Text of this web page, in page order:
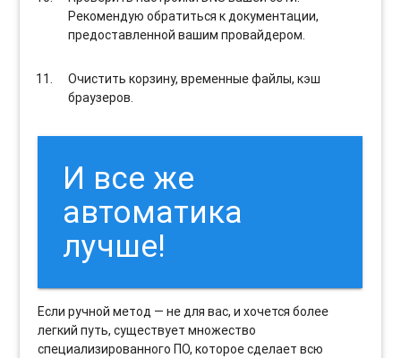
Рекомендую обратиться к документации,
предоставленной вашим провайдером.
Очистить корзину, временные файлы, кэш
браузеров.
И все же
автоматика
лучше!
Если ручной метод — не для вас, и хочется более
легкий путь, существует множество
специализированного ПО, которое сделает всю